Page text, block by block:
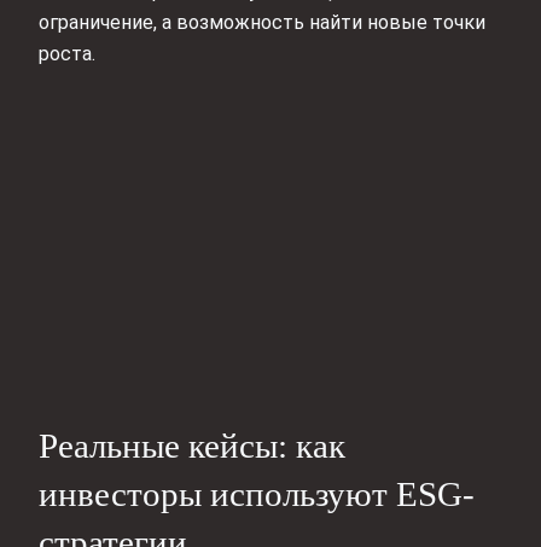
ограничение, а возможность найти новые точки
роста.
Реальные кейсы: как
инвесторы используют ESG-